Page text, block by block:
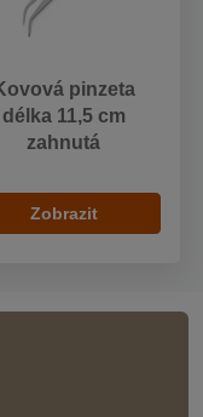
pinzeta
délka 11,5 cm
zahnutá
Zobrazit